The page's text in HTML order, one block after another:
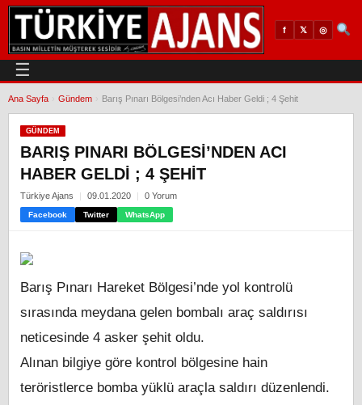
f 𝕏 ◎
☰
Ana Sayfa Gündem Barış Pınarı Bölgesi’nden Acı Haber Geldi ; 4 Şehit
GÜNDEM
BARIŞ PINARI BÖLGESI’NDEN ACI
HABER GELDI ; 4 ŞEHIT
Türkiye Ajans 09.01.2020 0 Yorum
Facebook Twitter WhatsApp
Barış Pınarı Hareket Bölgesi’nde yol kontrolü
sırasında meydana gelen bombalı araç saldırısı
neticesinde 4 asker şehit oldu.
Alınan bilgiye göre kontrol bölgesine hain
teröristlerce bomba yüklü araçla saldırı düzenlendi.